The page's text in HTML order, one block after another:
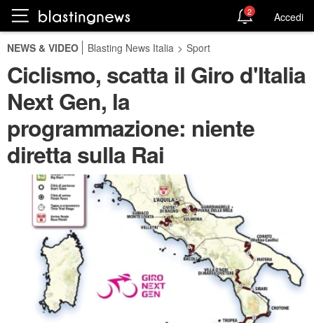
2 Accedi
NEWS & VIDEO Blasting News Italia > Sport
Ciclismo, scatta il Giro d'Italia
Next Gen, la
programmazione: niente
diretta sulla Rai